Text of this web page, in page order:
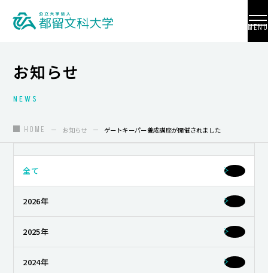
MENU
大学紹介
入試情報
学部・学科・大学院
国際交流
教員養成
研究活動
お知らせ
NEWS
HOME お知らせ ゲートキーパー養成講座が開催されました
全て
2026年
2025年
2024年